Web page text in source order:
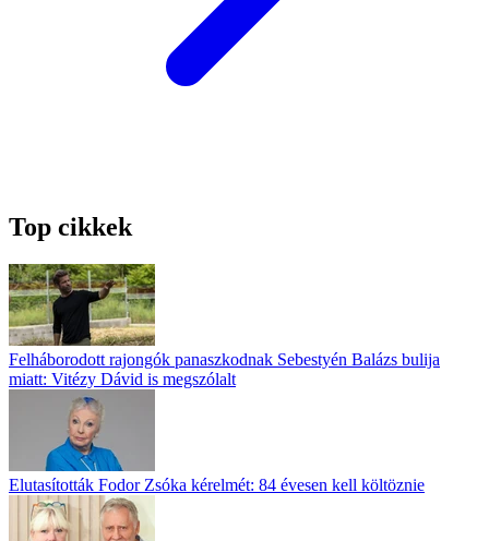
Top cikkek
Felháborodott rajongók panaszkodnak Sebestyén Balázs bulija
miatt: Vitézy Dávid is megszólalt
Elutasították Fodor Zsóka kérelmét: 84 évesen kell költöznie